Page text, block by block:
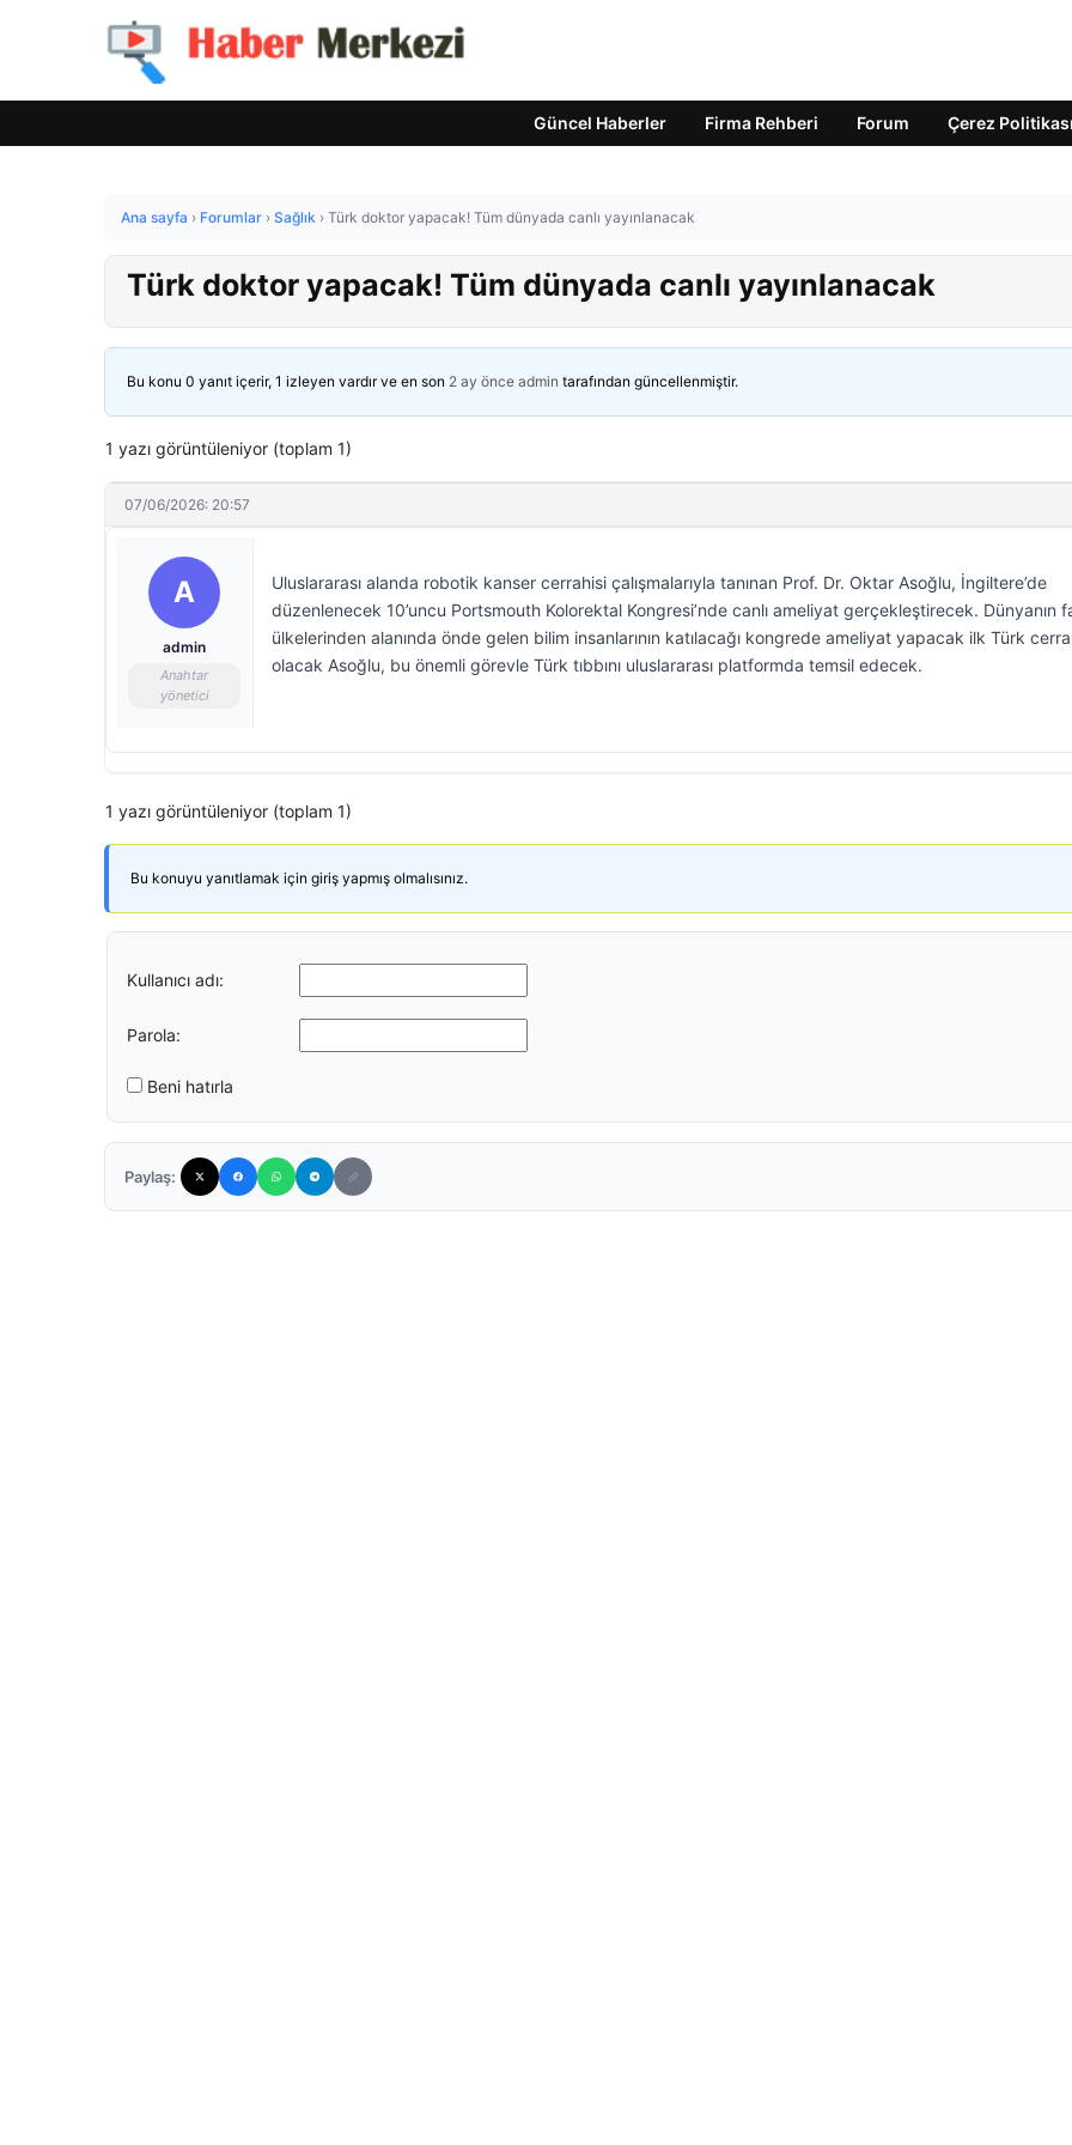
Güncel Haberler Firma Rehberi Forum Çerez Politikası
Ana sayfa › Forumlar › Sağlık › Türk doktor yapacak! Tüm dünyada canlı yayınlanacak
Türk doktor yapacak! Tüm dünyada canlı yayınlanacak
Bu konu 0 yanıt içerir, 1 izleyen vardır ve en son 2 ay önce admin tarafından güncellenmiştir.
1 yazı görüntüleniyor (toplam 1)
07/06/2026: 20:57
A
admin
Anahtar
yönetici
Uluslararası alanda robotik kanser cerrahisi çalışmalarıyla tanınan Prof. Dr. Oktar Asoğlu, İngiltere’de
düzenlenecek 10’uncu Portsmouth Kolorektal Kongresi’nde canlı ameliyat gerçekleştirecek. Dünyanın
ülkelerinden alanında önde gelen bilim insanlarının katılacağı kongrede ameliyat yapacak ilk Türk
olacak Asoğlu, bu önemli görevle Türk tıbbını uluslararası platformda temsil edecek.
1 yazı görüntüleniyor (toplam 1)
Bu konuyu yanıtlamak için giriş yapmış olmalısınız.
Kullanıcı adı:
Parola:
Beni hatırla
Paylaş: